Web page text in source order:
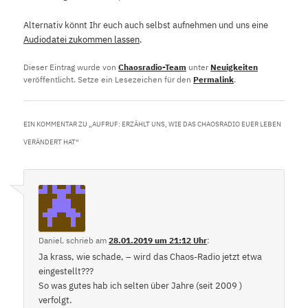
Alternativ könnt Ihr euch auch selbst aufnehmen und uns eine
Audiodatei zukommen lassen.
Dieser Eintrag wurde vonChaosradio-Team unter Neuigkeiten
veröffentlicht. Setze ein Lesezeichen für den Permalink.
EIN KOMMENTAR ZU „AUFRUF: ERZÄHLT UNS, WIE DAS CHAOSRADIO EUER LEBEN
VERÄNDERT HAT“
Daniel. schrieb am28.01.2019 um 21:12 Uhr:
Ja krass, wie schade, – wird das Chaos-Radio jetzt etwa
eingestellt???
So was gutes hab ich selten über Jahre (seit 2009 )
verfolgt.